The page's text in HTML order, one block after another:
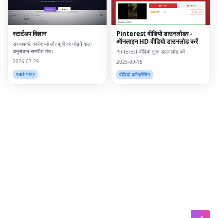
स्टार्टअप विज्ञान
संस्थापकों, कार्यक्रमों और पूंजी को जोड़ने वाला
अनुसंधान-समर्थित मंच।
2026-07-29
एआई पात्र
Pinterest वीडियो डाउनलोडर -
ऑनलाइन HD वीडियो डाउनलोड करें
Pinterest वीडियो तुरंत डाउनलोड करें
2025-09-15
वीडियो कॉन्फ्रेंसिंग